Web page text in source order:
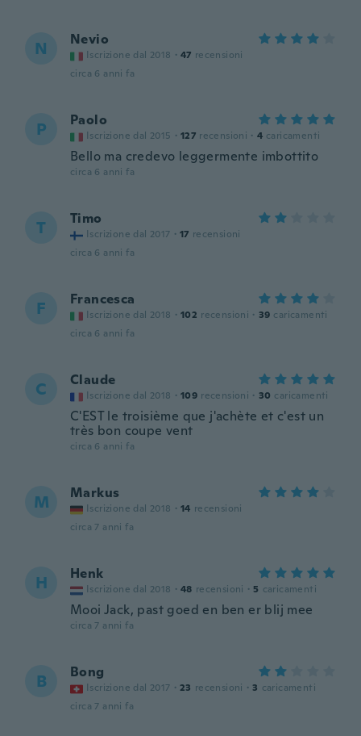
N Nevio
Iscrizione dal 2018 · 47 recensioni
circa 6 anni fa
P Paolo
Iscrizione dal 2015 · 127 recensioni · 4 caricamenti
Bello ma credevo leggermente imbottito
circa 6 anni fa
T Timo
Iscrizione dal 2017 · 17 recensioni
circa 6 anni fa
F Francesca
Iscrizione dal 2018 · 102 recensioni · 39 caricamenti
circa 6 anni fa
C Claude
Iscrizione dal 2018 · 109 recensioni · 30 caricamenti
C'EST le troisième que j'achète et c'est un
très bon coupe vent
circa 6 anni fa
M Markus
Iscrizione dal 2018 · 14 recensioni
circa 7 anni fa
H Henk
Iscrizione dal 2018 · 48 recensioni · 5 caricamenti
Mooi Jack, past goed en ben er blij mee
circa 7 anni fa
B Bong
Iscrizione dal 2017 · 23 recensioni · 3 caricamenti
circa 7 anni fa